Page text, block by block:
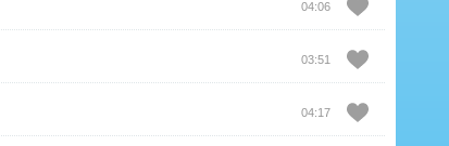
04:06
03:51
04:17